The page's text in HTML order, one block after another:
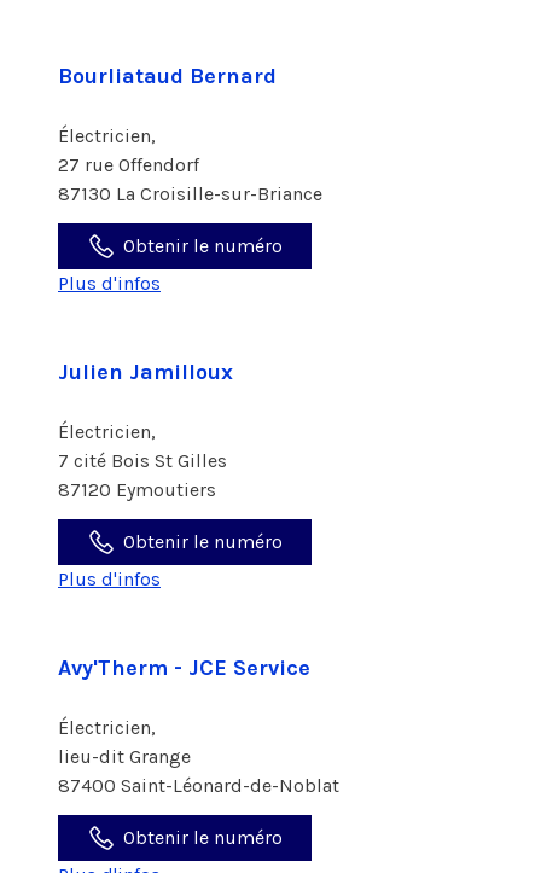
Bourliataud Bernard
Électricien,
27 rue Offendorf
87130 La Croisille-sur-Briance
Obtenir le numéro
Plus d'infos
Julien Jamilloux
Électricien,
7 cité Bois St Gilles
87120 Eymoutiers
Obtenir le numéro
Plus d'infos
Avy'Therm - JCE Service
Électricien,
lieu-dit Grange
87400 Saint-Léonard-de-Noblat
Obtenir le numéro